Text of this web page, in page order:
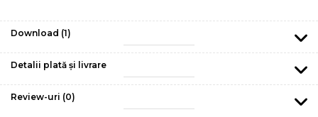
Download (1)
Detalii plată și livrare
Review-uri (0)